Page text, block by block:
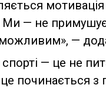
Ми — не
—
— це не
починається з